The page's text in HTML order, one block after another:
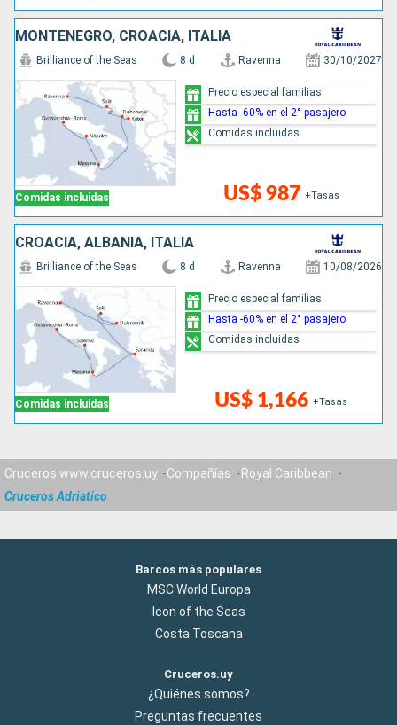
MONTENEGRO, CROACIA, ITALIA
Comidas incluidas
Brilliance of the Seas 8 d Ravenna 30/10/2027
US$ 987 +Tasas
Precio especial familias
Hasta -60% en el 2° pasajero
Comidas incluidas
CROACIA, ALBANIA, ITALIA
Comidas incluidas
Brilliance of the Seas 8 d Ravenna 10/08/2026
US$ 1,166 +Tasas
Precio especial familias
Hasta -60% en el 2° pasajero
Comidas incluidas
Cruceros www.cruceros.uy Compañías
Royal Caribbean
Cruceros Adriatico
Barcos más populares
MSC World Europa
Icon of the Seas
Costa Toscana
Cruceros.uy
¿Quiénes somos?
Preguntas frecuentes